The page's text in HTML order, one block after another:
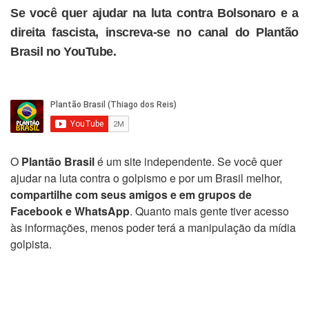
Se você quer ajudar na luta contra Bolsonaro e a
direita fascista, inscreva-se no canal do Plantão
Brasil no YouTube.
O Plantão Brasilé um site independente. Se você quer
ajudar na luta contra o golpismo e por um Brasil melhor,
compartilhe com seus amigos e em grupos de
Facebook e WhatsApp. Quanto mais gente tiver acesso
às informações, menos poder terá a manipulação da mídia
golpista.